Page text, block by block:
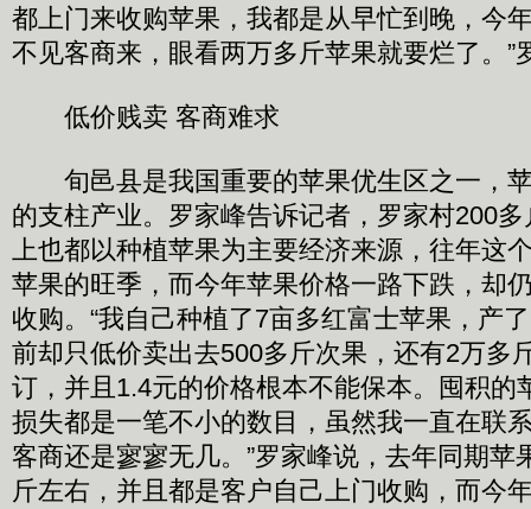
都上门来收购苹果，我都是从早忙到晚，今
不见客商来，眼看两万多斤苹果就要烂了。”
低价贱卖 客商难求
旬邑县是我国重要的苹果优生区之一，
的支柱产业。罗家峰告诉记者，罗家村200
上也都以种植苹果为主要经济来源，往年这
苹果的旺季，而今年苹果价格一路下跌，却
收购。“我自己种植了7亩多红富士苹果，产
前却只低价卖出去500多斤次果，还有2万多
订，并且1.4元的价格根本不能保本。囤积的
损失都是一笔不小的数目，虽然我一直在联
客商还是寥寥无几。”罗家峰说，去年同期苹
斤左右，并且都是客户自己上门收购，而今